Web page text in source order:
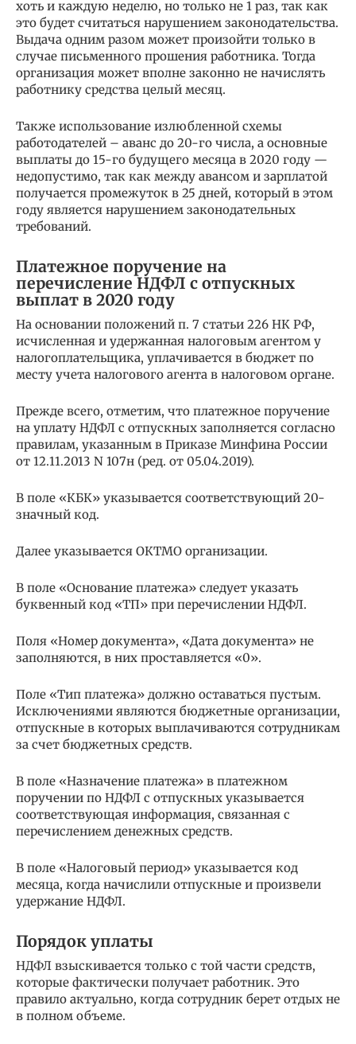
хоть и каждую неделю, но только не 1 раз, так как
это будет считаться нарушением законодательства.
Выдача одним разом может произойти только в
случае письменного прошения работника. Тогда
организация может вполне законно не начислять
работнику средства целый месяц.
Также использование излюбленной схемы
работодателей – аванс до 20-го числа, а основные
выплаты до 15-го будущего месяца в 2020 году —
недопустимо, так как между авансом и зарплатой
получается промежуток в 25 дней, который в этом
году является нарушением законодательных
требований.
Платежное поручение на
перечисление НДФЛ с отпускных
выплат в 2020 году
На основании положений п. 7 статьи 226 НК РФ,
исчисленная и удержанная налоговым агентом у
налогоплательщика, уплачивается в бюджет по
месту учета налогового агента в налоговом органе.
Прежде всего, отметим, что платежное поручение
на уплату НДФЛ с отпускных заполняется согласно
правилам, указанным в Приказе Минфина России
от 12.11.2013 N 107н (ред. от 05.04.2019).
В поле «КБК» указывается соответствующий 20-
значный код.
Далее указывается ОКТМО организации.
В поле «Основание платежа» следует указать
буквенный код «ТП» при перечислении НДФЛ.
Поля «Номер документа», «Дата документа» не
заполняются, в них проставляется «0».
Поле «Тип платежа» должно оставаться пустым.
Исключениями являются бюджетные организации,
отпускные в которых выплачиваются сотрудникам
за счет бюджетных средств.
В поле «Назначение платежа» в платежном
поручении по НДФЛ с отпускных указывается
соответствующая информация, связанная с
перечислением денежных средств.
В поле «Налоговый период» указывается код
месяца, когда начислили отпускные и произвели
удержание НДФЛ.
Порядок уплаты
НДФЛ взыскивается только с той части средств,
которые фактически получает работник. Это
правило актуально, когда сотрудник берет отдых не
в полном объеме.